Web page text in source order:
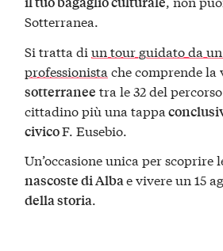
Sotterranea.
Si tratta diun tour guidato da
professionista che comprende
sotterranee tra le 32 del
cittadino più una tappa
civicoF. Eusebio.
Un’occasione unica per scoprire
nascoste di Albae vivere un 15
della storia.